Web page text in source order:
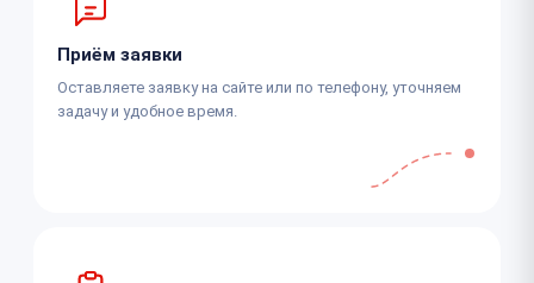
Приём заявки
Оставляете заявку на сайте или по телефону, уточняем
задачу и удобное время.